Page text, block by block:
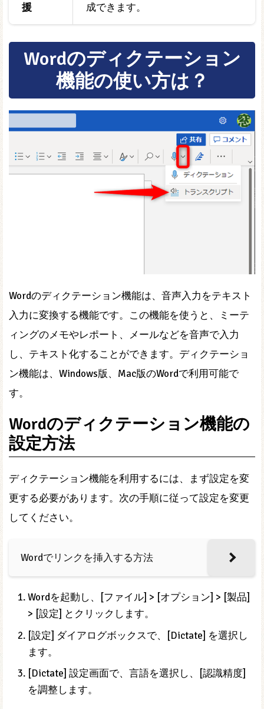
援 成できます。
Wordのディクテーション
機能の使い方は？
Wordのディクテーション機能は、音声入力をテキスト
入力に変換する機能です。この機能を使うと、ミーテ
ィングのメモやレポート、メールなどを音声で入力
し、テキスト化することができます。ディクテーショ
ン機能は、Windows版、Mac版のWordで利用可能で
す。
Wordのディクテーション機能の
設定方法
ディクテーション機能を利用するには、まず設定を変
更する必要があります。次の手順に従って設定を変更
してください。
Wordでリンクを挿入する方法
Wordを起動し、[ファイル] > [オプション] > [製品]
> [設定] とクリックします。
[設定] ダイアログボックスで、[Dictate] を選択し
ます。
[Dictate] 設定画面で、言語を選択し、[認識精度]
を調整します。